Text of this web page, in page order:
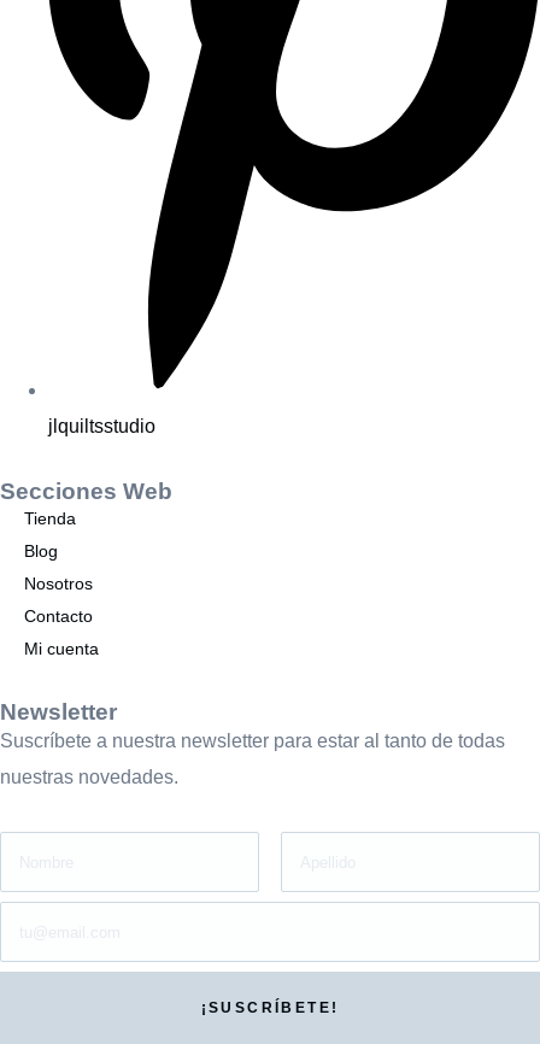
jlquiltsstudio
Secciones Web
Tienda
Blog
Nosotros
Contacto
Mi cuenta
Newsletter
Suscríbete a nuestra newsletter para estar al tanto de todas
nuestras novedades.